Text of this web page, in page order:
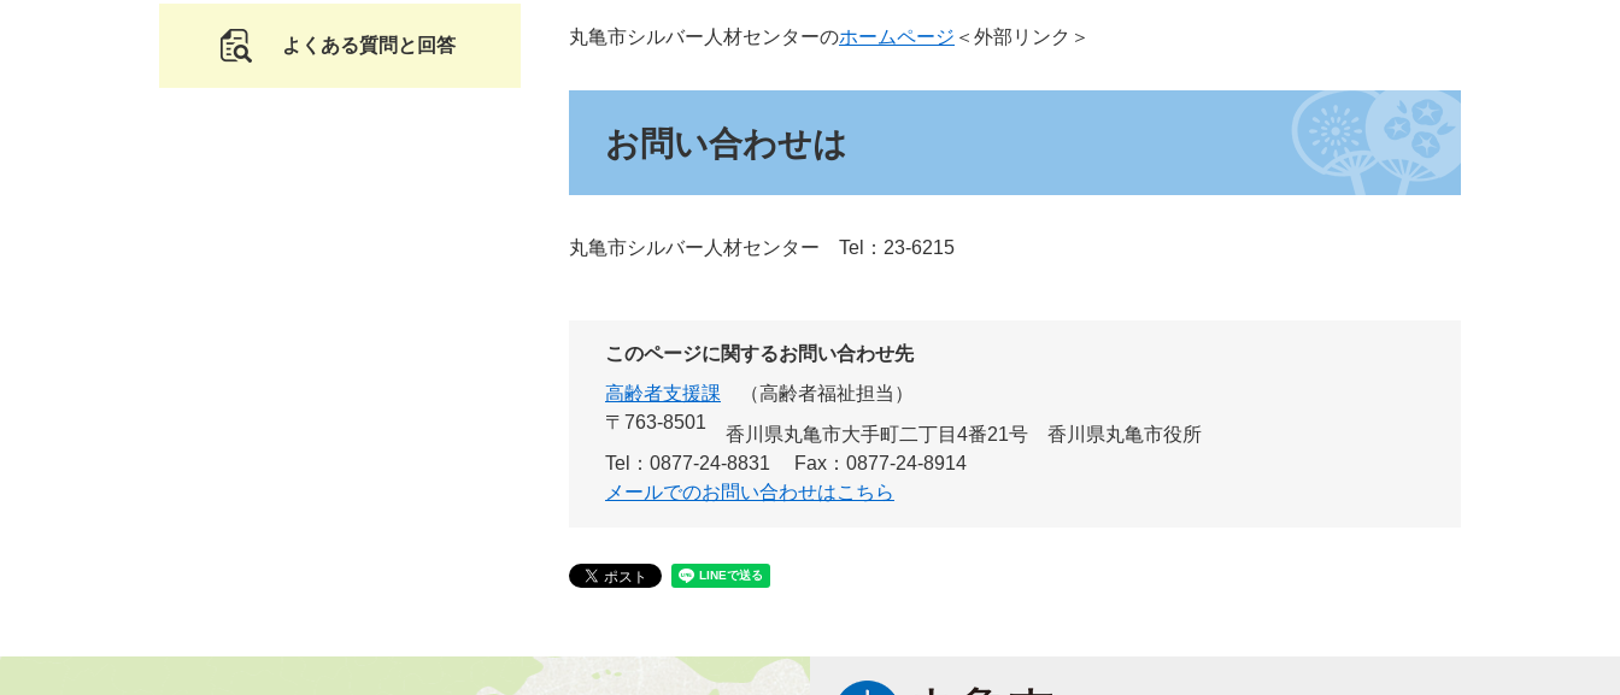
丸亀市シルバー人材センターのホームページ ＜外部リンク＞
お問い合わせは
丸亀市シルバー人材センター Tel：23-6215
このページに関するお問い合わせ先
高齢者支援課
高齢者福祉担当
〒763-8501
香川県丸亀市大手町二丁目4番21号 香川県丸亀市役所
Tel：0877-24-8831
Fax：0877-24-8914
メールでのお問い合わせはこちら
よくある質問と回答